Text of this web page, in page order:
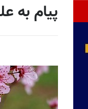
پیام به